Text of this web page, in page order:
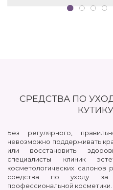
СРЕДСТВА ПО
Без регулярного,
невозможно поддерживать
или восстановить
специалисты клиник
косметологических салонов
средства по уходу за
профессиональной косметики.